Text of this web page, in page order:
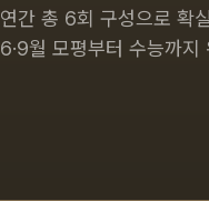
연간 총 6회 구성으로 확
6·9월 모평부터 수능까지